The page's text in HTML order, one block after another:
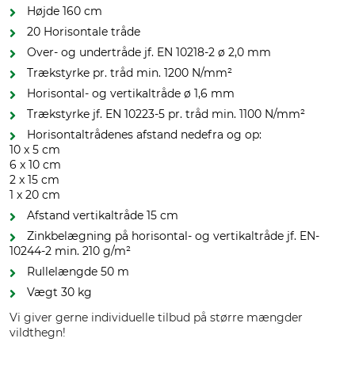
Højde 160 cm
20 Horisontale tråde
Over- og undertråde jf. EN 10218-2 ø 2,0 mm
Trækstyrke pr. tråd min. 1200 N/mm²
Horisontal- og vertikaltråde ø 1,6 mm
Trækstyrke jf. EN 10223-5 pr. tråd min. 1100 N/mm²
Horisontaltrådenes afstand nedefra og op:
10 x 5 cm
6 x 10 cm
2 x 15 cm
1 x 20 cm
Afstand vertikaltråde 15 cm
Zinkbelægning på horisontal- og vertikaltråde jf. EN-
10244-2 min. 210 g/m²
Rullelængde 50 m
Vægt 30 kg
Vi giver gerne individuelle tilbud på større mængder
vildthegn!